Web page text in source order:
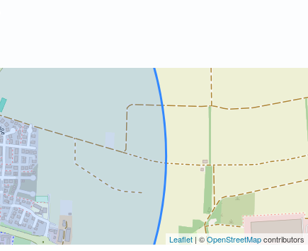
Leaflet | ©OpenStreetMapcontributors